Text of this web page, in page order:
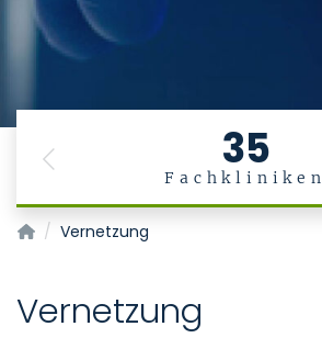
35
Fachkliniken
Previous
Telemedizinzentrum Aachen
Vernetzung
Vernetzung